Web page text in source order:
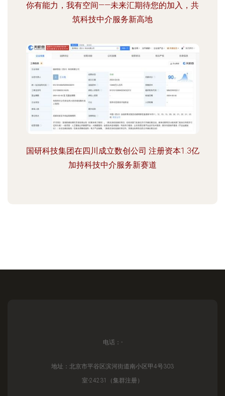
你有能力，我有空间——未来汇期待您的加入，共
筑科技中介服务新高地
国研科技集团在四川成立数创公司 注册资本1.3亿
加持科技中介服务新赛道
电话：-
地址：北京市平谷区滨河街道南小区甲4号303
室-24231（集群注册）